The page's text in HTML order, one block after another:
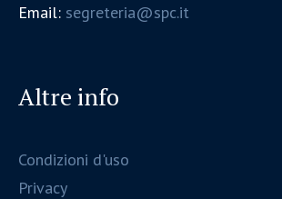
Email: segreteria@spc.it
Altre info
Condizioni d'uso
Privacy